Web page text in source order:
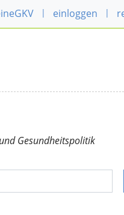
| einloggen |
Gesundheitspolitik